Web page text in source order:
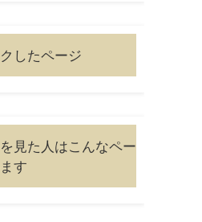
したページ
見た人はこんなペー
す